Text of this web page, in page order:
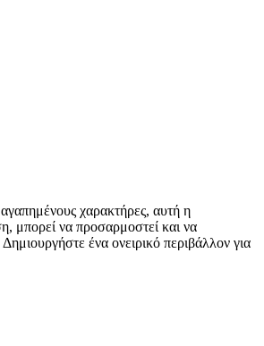
χαρακτήρες, αυτή η
μπορεί να προσαρμοστεί και να
ένα ονειρικό περιβάλλον για